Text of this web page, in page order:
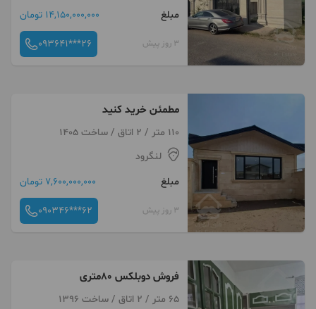
مبلغ
14,150,000,000 تومان
3 روز پیش 093641***26
مطمئن خرید کنید
110 متر / 2 اتاق / ساخت 1405
لنگرود
مبلغ
7,600,000,000 تومان
3 روز پیش 090346***62
فروش دوبلکس 80متری
65 متر / 2 اتاق / ساخت 1396